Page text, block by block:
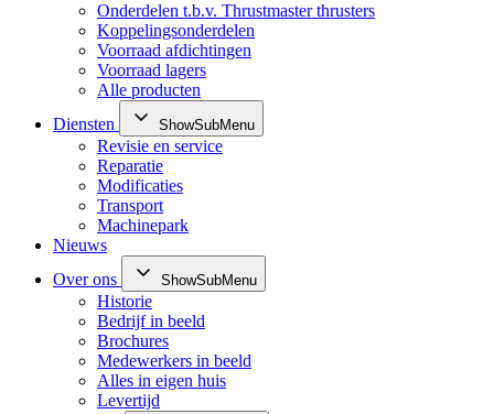
Onderdelen t.b.v. Thrustmaster thrusters
Koppelingsonderdelen
Voorraad afdichtingen
Voorraad lagers
Alle producten
Diensten
ShowSubMenu
Revisie en service
Reparatie
Modificaties
Transport
Machinepark
Nieuws
Over ons
ShowSubMenu
Historie
Bedrijf in beeld
Brochures
Medewerkers in beeld
Alles in eigen huis
Levertijd